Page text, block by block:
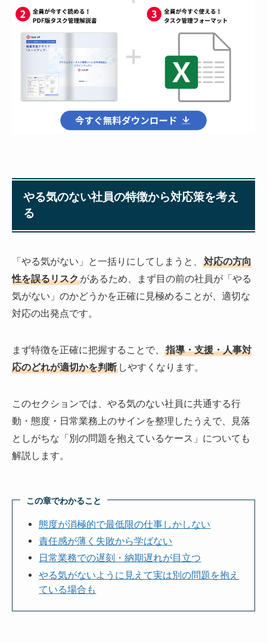
やる気のない社員の特徴から対応策を考え
る
「やる気がない」と一括りにしてしまうと、
対応の方向
性を誤るリスクがあるため、まず目の前の社員が「やる
気がない」のかどうかを正確に見極めることが、適切な
対応の出発点です。
まず特徴を正確に把握することで、
指導・支援・人事対
応のどれが適切かを判断 しやすくなります。
このセクションでは、やる気のない社員に共通する行
動・態度・日常業務上のサインを整理したうえで、見落
としがちな「別の問題を抱えているケース」についても
解説します。
この章でわかること
態度が消極的で最低限の仕事しかしない
責任感が薄く失敗から学ばない
日常業務での遅刻・納期遅れが目立つ
やる気がないように見えて実は別の問題を抱え
ている場合も